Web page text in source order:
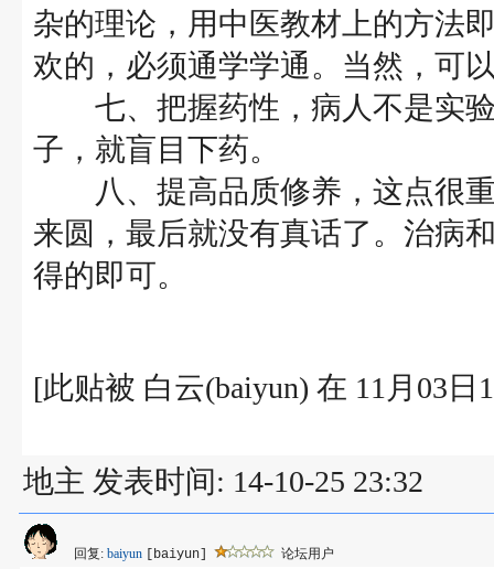
杂的理论，用中医教材上的方法
欢的，必须通学学通。当然，可
七、把握药性，病人不是实验
子，就盲目下药。
八、提高品质修养，这点很重
来圆，最后就没有真话了。治病
得的即可。
[此贴被 白云(baiyun) 在 11月03日
地主 发表时间: 14-10-25 23:32
回复: baiyun [baiyun] 论坛用户